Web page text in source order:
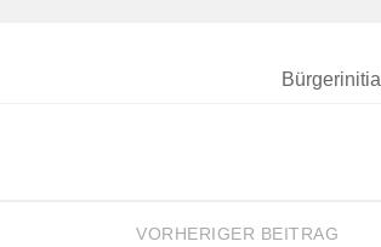
VORHERIGER BEITRAG